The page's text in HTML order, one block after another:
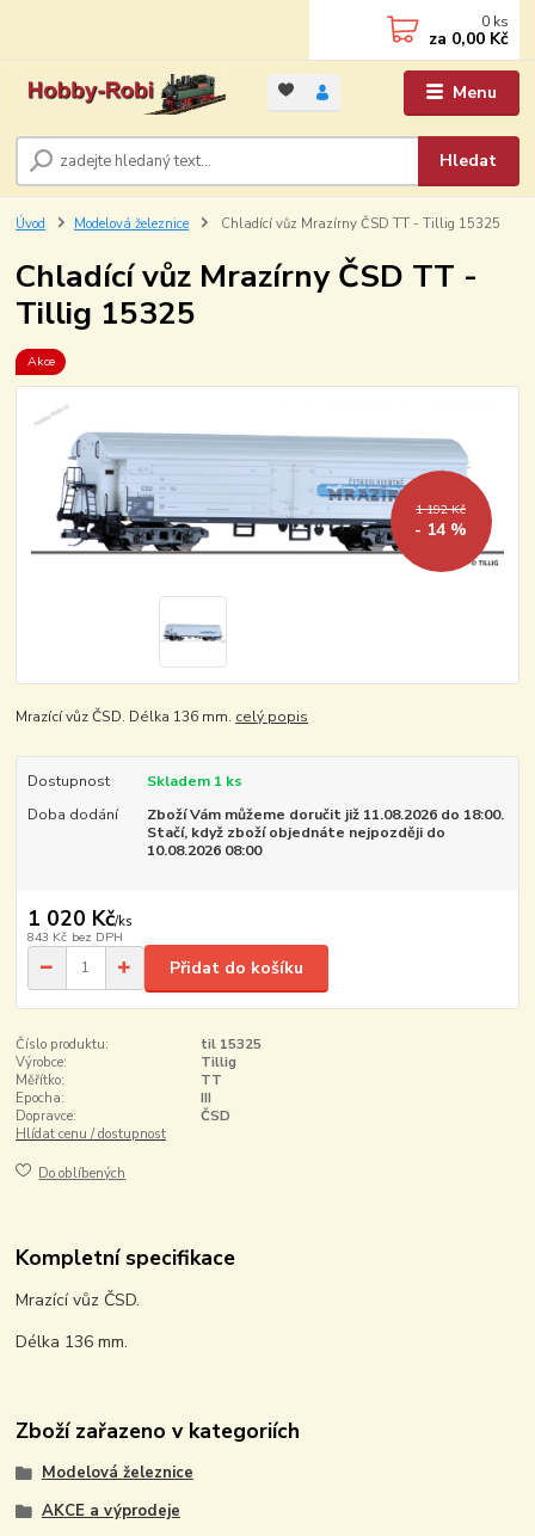
Menu
Hledat
0 ks
za 0,00 Kč
Úvod Modelová železnice Chladící vůz Mrazírny ČSD TT - Tillig 15325
Chladící vůz Mrazírny ČSD TT -
Tillig 15325
Akce
1 192 Kč
- 14 %
Mrazící vůz ČSD. Délka 136 mm. celý popis
Dostupnost
Skladem 1 ks
Doba dodání
Zboží Vám můžeme doručit již 11.08.2026 do 18:00.
Stačí, když zboží objednáte nejpozději do
10.08.2026 08:00
1 020 Kč/ks
843 Kč bez DPH
Přidat do košíku
Číslo produktu:
til 15325
Výrobce:
Tillig
Měřítko:
TT
Epocha:
III
Dopravce:
ČSD
Hlídat cenu / dostupnost
Do oblíbených
Kompletní specifikace
Mrazící vůz ČSD.
Délka 136 mm.
Zboží zařazeno v kategoriích
Modelová železnice
AKCE a výprodeje